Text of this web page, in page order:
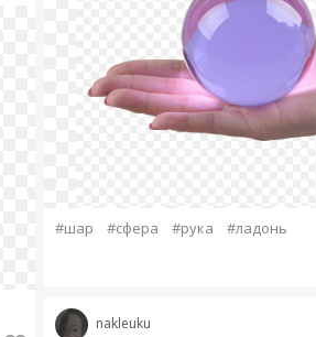
#шар #сфера #рука #ладонь
nakleuku